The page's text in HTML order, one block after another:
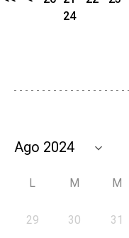
24
L M M
29 30 31